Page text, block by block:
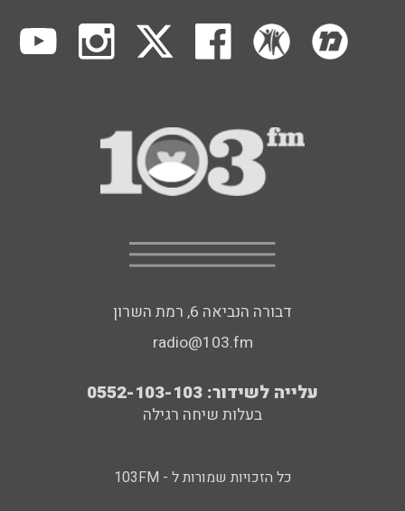
דבורה הנביאה 6, רמת השרון
radio@103.fm
עלייה לשידור: 0552-103-103
בעלות שיחה רגילה
כל הזכויות שמורות ל - 103FM